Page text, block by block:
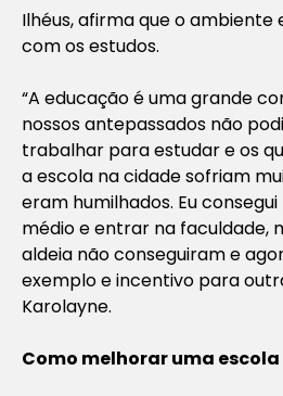
Ilhéus, afirma que o
com os estudos.
“A educação é uma grande
nossos antepassados não
trabalhar para estudar e os
a escola na cidade sofriam
eram humilhados. Eu
médio e entrar na faculdade,
aldeia não conseguiram e
exemplo e incentivo para
Karolayne.
Como melhorar uma